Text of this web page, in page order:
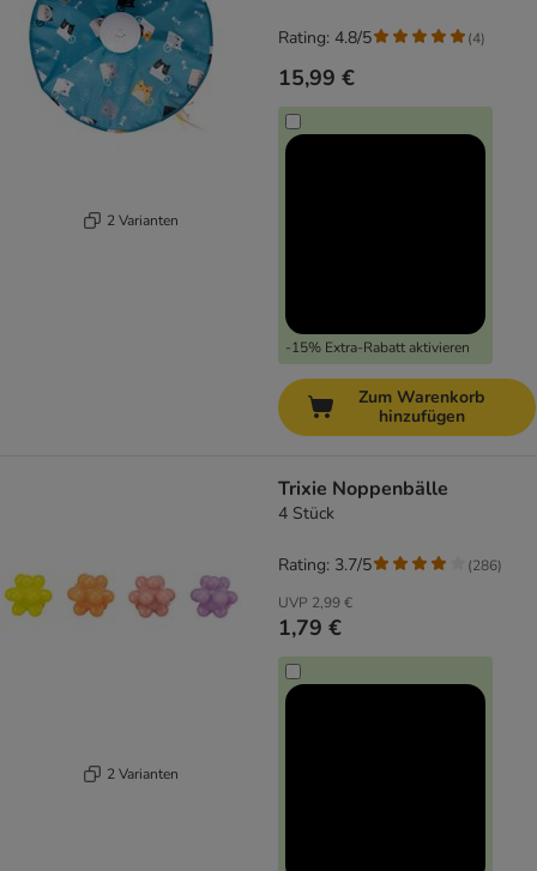
2 Varianten
15,99 €
-15% Extra-Rabatt aktivieren
Rating: 4.8/5 (4)
Zum Warenkorb
hinzufügen
2 Varianten
Trixie Noppenbälle
4 Stück
UVP 2,99 €
1,79 €
Rating: 3.7/5 (286)